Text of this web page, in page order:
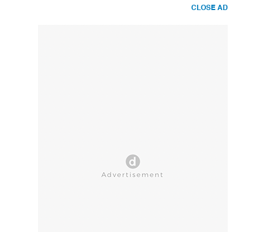
CLOSE AD